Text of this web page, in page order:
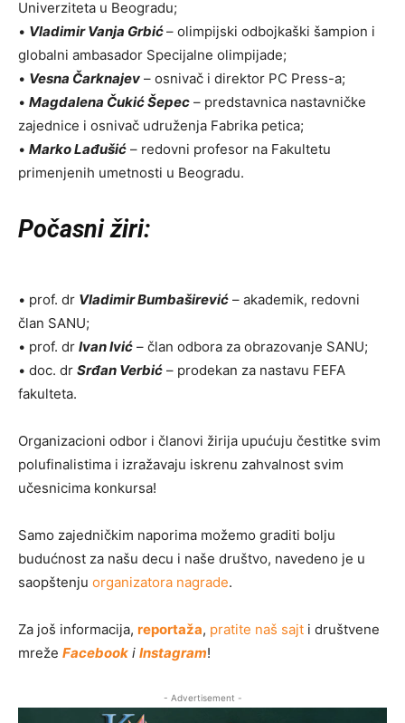
Univerziteta u Beogradu;
• Vladimir Vanja Grbić– olimpijski odbojkaški šampion i
globalni ambasador Specijalne olimpijade;
• Vesna Čarknajev – osnivač i direktor PC Press-a;
• Magdalena Čukić Šepec – predstavnica nastavničke
zajednice i osnivač udruženja Fabrika petica;
• Marko Lađušić – redovni profesor na Fakultetu
primenjenih umetnosti u Beogradu.
Počasni žiri:
• prof. dr Vladimir Bumbaširević – akademik, redovni
član SANU;
• prof. dr Ivan Ivić – član odbora za obrazovanje SANU;
• doc. dr Srđan Verbić – prodekan za nastavu FEFA
fakulteta.
Organizacioni odbor i članovi žirija upućuju čestitke svim
polufinalistima i izražavaju iskrenu zahvalnost svim
učesnicima konkursa!
Samo zajedničkim naporima možemo graditi bolju
budućnost za našu decu i naše društvo, navedeno je u
saopštenju organizatora nagrade.
Za još informacija, reportaža, pratite naš sajt i društvene
mreže Facebook i Instagram!
- Advertisement -